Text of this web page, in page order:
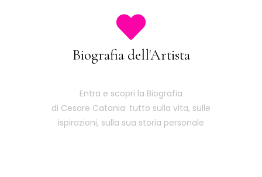
Biografia dell'Artista
Entra e scopri la Biografia
di Cesare Catania: tutto sulla vita, sulle
ispirazioni, sulla sua storia personale